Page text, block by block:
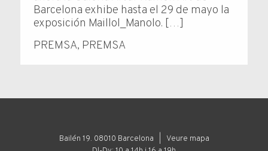
PREMSA, PREMSA
Barcelona exhibe hasta el 29 de mayo la
exposición Maillol_Manolo. […]
Bailén 19. 08010 Barcelona | Veure mapa